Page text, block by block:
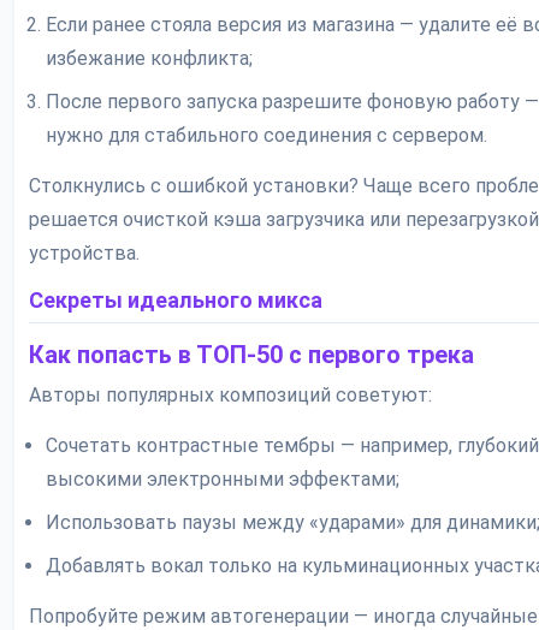
Если ранее стояла версия из магазина — удалите её
избежание конфликта;
После первого запуска разрешите фоновую работу
нужно для стабильного соединения с сервером.
Столкнулись с ошибкой установки? Чаще всего
решается очисткой кэша загрузчика или перезагрузкой
устройства.
Секреты идеального микса
Как попасть в ТОП-50 с первого трека
Авторы популярных композиций советуют:
Сочетать контрастные тембры — например,
высокими электронными эффектами;
Использовать паузы между «ударами» для динамики;
Добавлять вокал только на кульминационных
Попробуйте режим автогенерации — иногда случайные